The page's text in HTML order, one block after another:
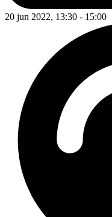
20 jun 2022, 13:30 - 15:00